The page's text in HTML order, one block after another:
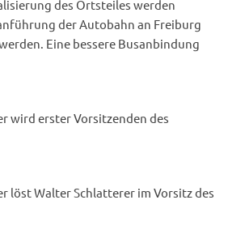
des Ortsteiles werden
der Autobahn an Freiburg
Eine bessere Busanbindung
wird erster Vorsitzenden des
löst Walter Schlatterer im Vorsitz des